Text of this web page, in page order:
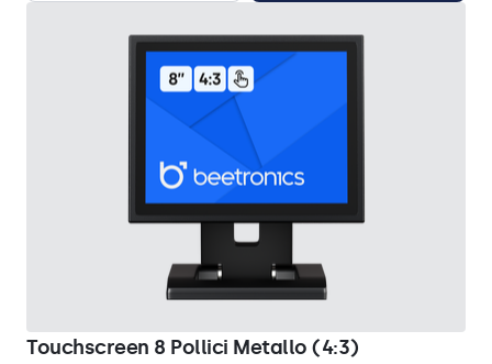
Touchscreen 8 Pollici Metallo (4:3)